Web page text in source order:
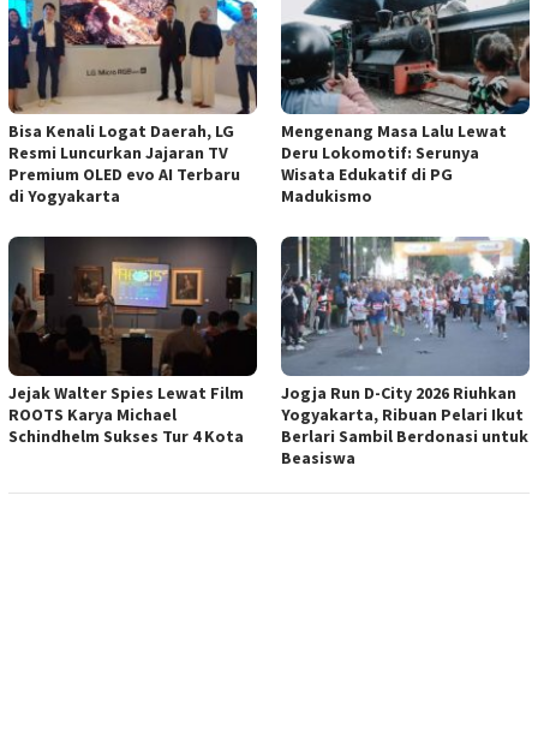
Bisa Kenali Logat Daerah, LG
Resmi Luncurkan Jajaran TV
Premium OLED evo AI Terbaru
di Yogyakarta
Mengenang Masa Lalu Lewat
Deru Lokomotif: Serunya
Wisata Edukatif di PG
Madukismo
Jejak Walter Spies Lewat Film
ROOTS Karya Michael
Schindhelm Sukses Tur 4 Kota
Jogja Run D-City 2026 Riuhkan
Yogyakarta, Ribuan Pelari Ikut
Berlari Sambil Berdonasi untuk
Beasiswa